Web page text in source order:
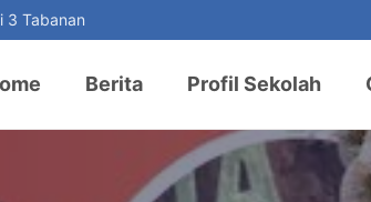
3 Tabanan
Berita Profil Sekolah